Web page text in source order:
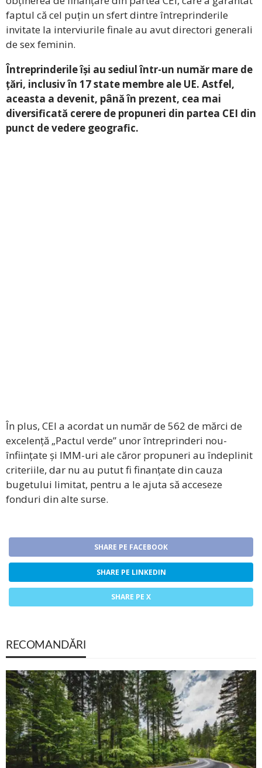
faptul că cel puțin un sfert dintre întreprinderile
invitate la interviurile finale au avut directori generali
de sex feminin.
Întreprinderile își au sediul într-un număr mare de
țări, inclusiv în 17 state membre ale UE. Astfel,
aceasta a devenit, până în prezent, cea mai
diversificată cerere de propuneri din partea CEI din
punct de vedere geografic.
În plus, CEI a acordat un număr de 562 de mărci de
excelență „Pactul verde” unor întreprinderi nou-
înființate și IMM-uri ale căror propuneri au îndeplinit
criteriile, dar nu au putut fi finanțate din cauza
bugetului limitat, pentru a le ajuta să acceseze
fonduri din alte surse.
SHARE PE FACEBOOK
SHARE PE LINKEDIN
SHARE PE X
RECOMANDĂRI